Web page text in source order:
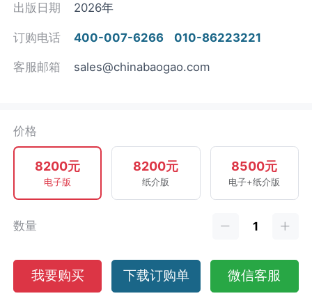
出版日期 2026年
订购电话 400-007-6266 010-86223221
客服邮箱 sales@chinabaogao.com
价格
8200元
电子版
8200元
纸介版
8500元
电子+纸介版
数量
我要购买 下载订购单 微信客服